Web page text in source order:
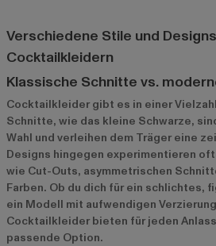
Verschiedene Stile und
Cocktailkleidern
Klassische Schnitte vs.
Cocktailkleider gibt es in einer
Schnitte, wie das kleine Schwarze,
Wahl und verleihen dem Träger eine
Designs hingegen experimentieren
wie Cut-Outs, asymmetrischen
Farben. Ob du dich für ein schlichtes,
ein Modell mit aufwendigen
Cocktailkleider bieten für jeden
passende Option.